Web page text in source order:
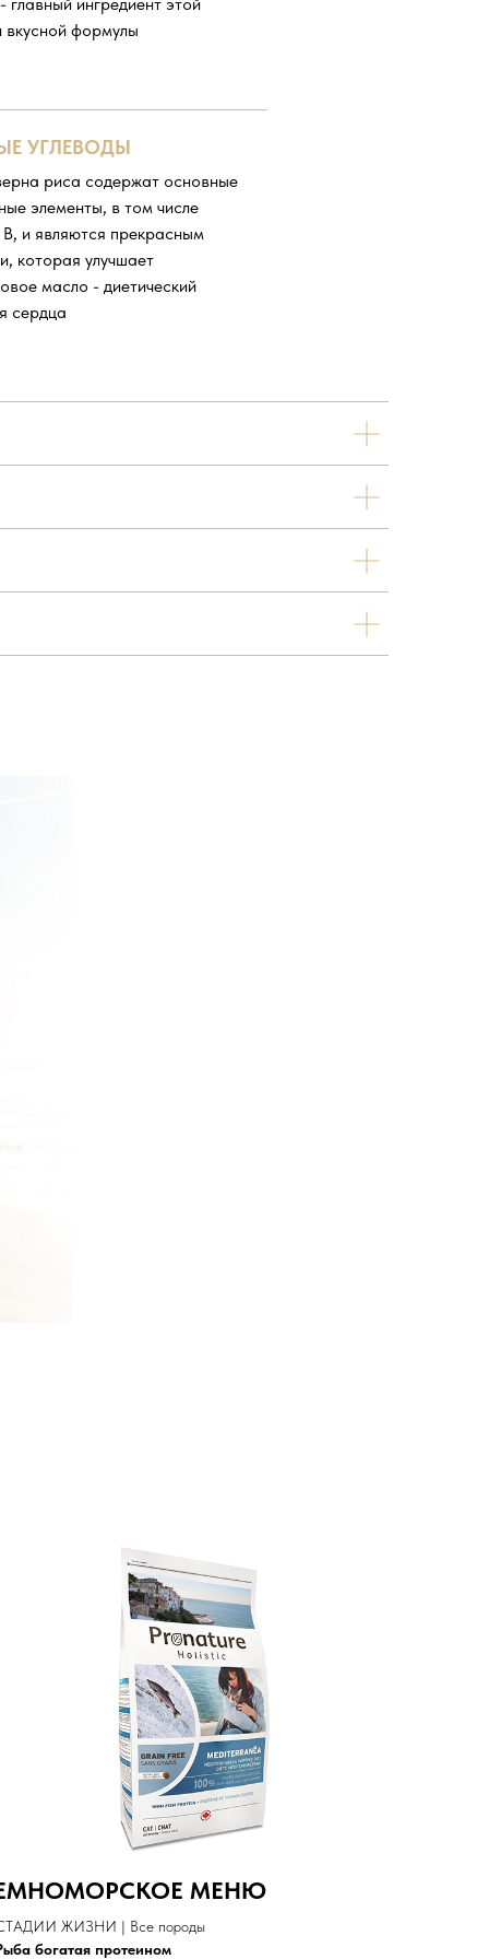
формулы
УГЛЕВОДЫ
риса содержат основные
элементы, в том числе
и являются прекрасным
которая улучшает
масло - диетический
сердца
МЕНЮ
ЖИЗНИ | Все породы
богатая протеином